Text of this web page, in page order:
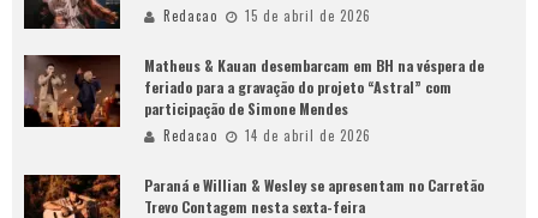
Redacao 15 de abril de 2026
Matheus & Kauan desembarcam em BH na véspera de
feriado para a gravação do projeto “Astral” com
participação de Simone Mendes
Redacao 14 de abril de 2026
Paraná e Willian & Wesley se apresentam no Carretão
Trevo Contagem nesta sexta-feira